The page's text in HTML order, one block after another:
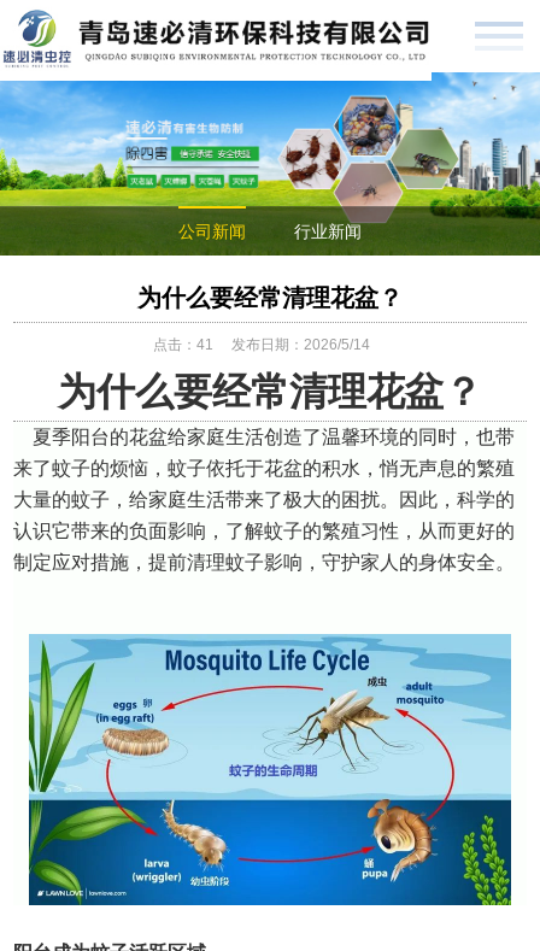
公司新闻 行业新闻
为什么要经常清理花盆？
点击： 41 发布日期：2026/5/14
为什么要经常清理花盆？
夏季阳台的花盆给家庭生活创造了温馨环境的同时，也带
来了蚊子的烦恼，蚊子依托于花盆的积水，悄无声息的繁殖
大量的蚊子，给家庭生活带来了极大的困扰。因此，科学的
认识它带来的负面影响，了解蚊子的繁殖习性，从而更好的
制定应对措施，提前清理蚊子影响，守护家人的身体安全。